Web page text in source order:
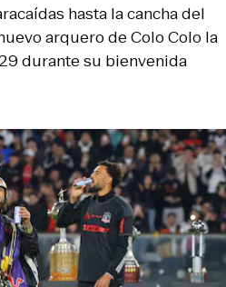
hasta la cancha del
arquero de Colo Colo la
durante su bienvenida